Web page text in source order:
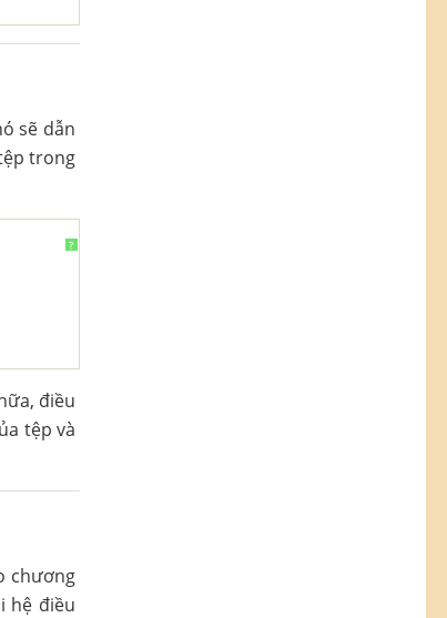
sẽ dẫn
trong
?
điều
tệp và
chương
hệ điều